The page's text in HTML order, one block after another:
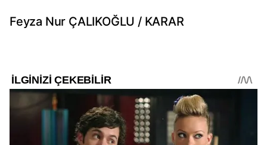
Feyza Nur ÇALIKOĞLU / KARAR